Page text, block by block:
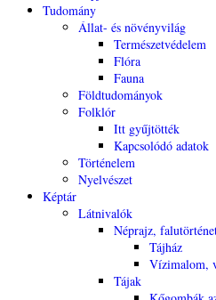
Tudomány
Állat- és növényvilág
Természetvédelem
Flóra
Fauna
Földtudományok
Folklór
Itt gyűjtötték
Kapcsolódó adatok
Történelem
Nyelvészet
Képtár
Látnivalók
Néprajz,
Tájház
Vízimalom,
Tájak